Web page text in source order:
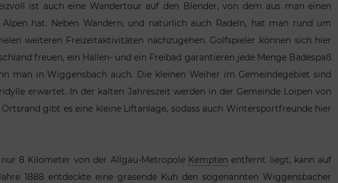
ist auch eine Wandertour auf den Blender, von dem aus man einen
hat. Neben Wandern, und natürlich auch Radeln, hat man rund um
weiteren Freizeitaktivitäten nachzugehen. Golfspieler können sich hier
freuen, ein Hallen- und ein Freibad garantieren jede Menge Badespaß
man in Wiggensbach auch. Die kleinen Weiher im Gemeindegebiet sind
erwartet. In der kalten Jahreszeit werden in der Gemeinde Loipen von
gibt es eine kleine Liftanlage, sodass auch Wintersportfreunde hier
8 Kilometer von der Allgäu-Metropole Kempten entfernt liegt, kann auf
1888 entdeckte eine grasende Kuh den sogenannten Wiggensbacher